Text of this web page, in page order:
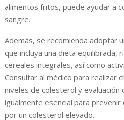
alimentos fritos, puede ayudar a
sangre.
Además, se recomienda adoptar
que incluya una dieta equilibrada,
cereales integrales, así como
Consultar al médico para realizar
niveles de colesterol y evaluación
igualmente esencial para prevenir
por un colesterol elevado.